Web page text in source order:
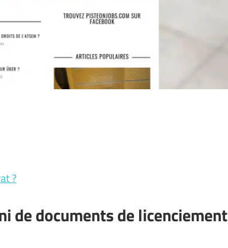
?
de documents de licenciement